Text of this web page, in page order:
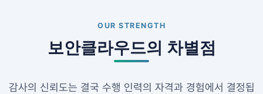
OUR STRENGTH
보안클라우드의 차별점
감사의 신뢰도는 결국 수행 인력의 자격과 경험에서 결정됩